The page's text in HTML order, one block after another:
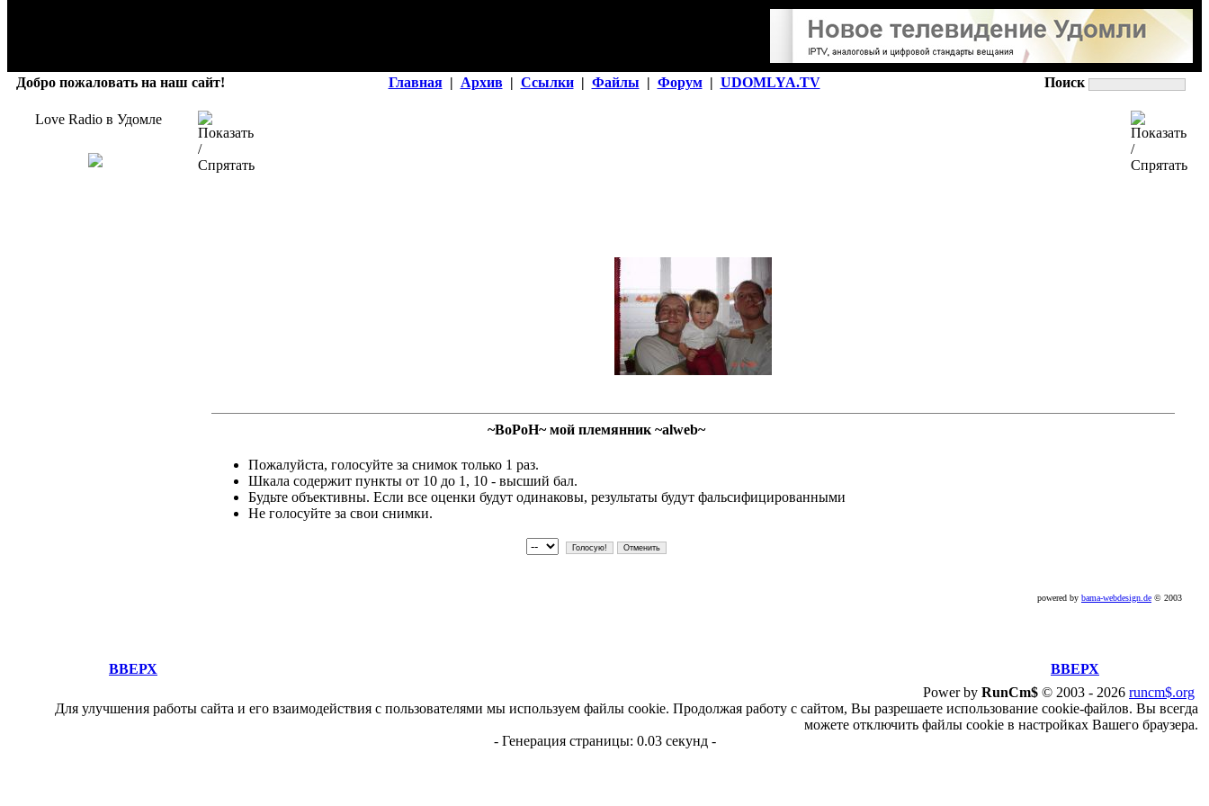
Добро пожаловать на наш сайт! Главная | Архив | Ссылки | Файлы | Форум | UDOMLYA.TV Поиск
Love Radio в Удомле
~BoPoH~ мой племянник ~alweb~
Пожалуйста, голосуйте за снимок только 1 раз.
Шкала содержит пункты от 10 до 1, 10 - высший бал.
Будьте объективны. Если все оценки будут одинаковы, результаты будут фальсифицированными
Не голосуйте за свои снимки.
powered by bama-webdesign.de © 2003
ВВЕРХ
ВВЕРХ
Power by RunCm$ © 2003 - 2026 runcm$.org
Для улучшения работы сайта и его взаимодействия с пользователями мы используем файлы cookie. Продолжая работу с сайтом, Вы разрешаете использование cookie-файлов. Вы всегда
можете отключить файлы cookie в настройках Вашего браузера.
- Генерация страницы: 0.03 секунд -